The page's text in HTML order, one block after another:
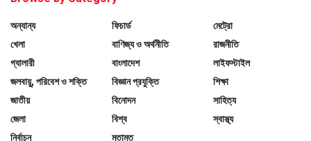
অন্যান্য
খেলা
গ্যালারী
জলবায়ু, পরিবেশ ও শক্তি
জাতীয়
জেলা
নির্বাচন
ফিচার্ড
বাণিজ্য ও অর্থনীতি
বাংলাদেশ
বিজ্ঞান প্রযুক্তি
বিনোদন
বিশ্ব
মতামত
মেট্রো
রাজনীতি
লাইফস্টাইল
শিক্ষা
সাহিত্য
স্বাস্থ্য